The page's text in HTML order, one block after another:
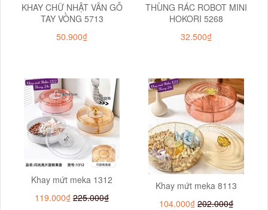
KHAY CHỮ NHẬT VÂN GỖ
TAY VỒNG 5713
50.900₫
THÙNG RÁC ROBOT MINI
HOKORI 5268
32.500₫
Khay mứt meka 1312
119.000₫ 225.000₫
Khay mứt meka 8113
104.000₫ 202.000₫